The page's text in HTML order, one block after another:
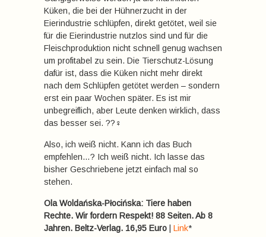
Küken, die bei der Hühnerzucht in der
Eierindustrie schlüpfen, direkt getötet, weil sie
für die Eierindustrie nutzlos sind und für die
Fleischproduktion nicht schnell genug wachsen
um profitabel zu sein. Die Tierschutz-Lösung
dafür ist, dass die Küken nicht mehr direkt
nach dem Schlüpfen getötet werden – sondern
erst ein paar Wochen später. Es ist mir
unbegreiflich, aber Leute denken wirklich, dass
das besser sei. ??‍♀️
Also, ich weiß nicht. Kann ich das Buch
empfehlen…? Ich weiß nicht. Ich lasse das
bisher Geschriebene jetzt einfach mal so
stehen.
Ola Woldańska-Płocińska: Tiere haben
Rechte. Wir fordern Respekt! 88 Seiten. Ab 8
Jahren. Beltz-Verlag. 16,95 Euro
Link*